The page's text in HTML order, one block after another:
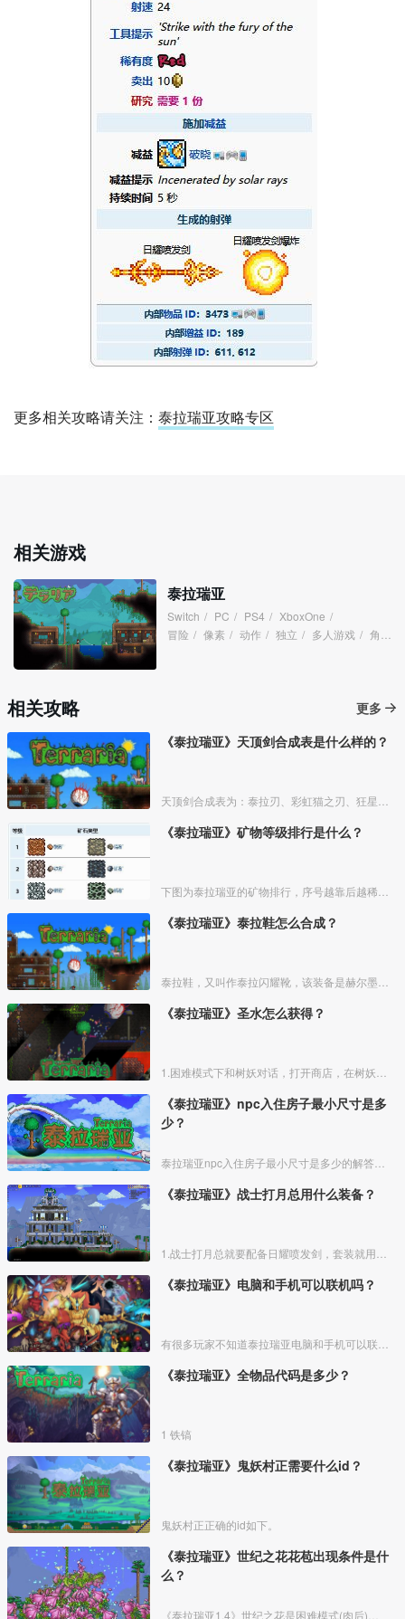
更多相关攻略请关注： 泰拉瑞亚攻略专区
相关游戏
泰拉瑞亚
Switch / PC / PS4 / XboxOne /
冒险 / 像素 / 动作 / 独立 / 多人游戏 / 角色扮演
相关攻略
更多
《泰拉瑞亚》天顶剑合成表是什么样的？
《泰拉瑞亚》矿物等级排行是什么？
《泰拉瑞亚》泰拉鞋怎么合成？
《泰拉瑞亚》圣水怎么获得？
《泰拉瑞亚》npc入住房子最小尺寸是多
少？
《泰拉瑞亚》战士打月总用什么装备？
《泰拉瑞亚》电脑和手机可以联机吗？
《泰拉瑞亚》全物品代码是多少？
1 铁镐
《泰拉瑞亚》鬼妖村正需要什么id？
鬼妖村正正确的id如下。
《泰拉瑞亚》世纪之花花苞出现条件是什
么？